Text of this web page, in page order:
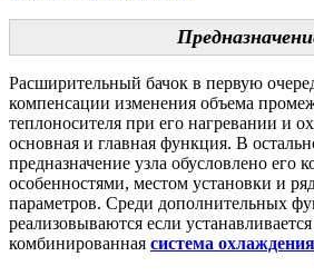
Расширительный бачок в первую
компенсации изменения объема
теплоносителя при его нагревании и
основная и главная функция. В
предназначение узла обусловлено его
особенностями, местом установки и
параметров. Среди дополнительных
реализовываются если
комбинированная система охлаждения